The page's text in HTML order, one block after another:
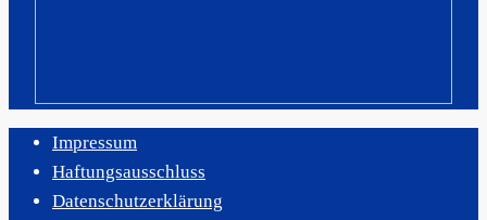
Impressum
Haftungsausschluss
Datenschutzerklärung